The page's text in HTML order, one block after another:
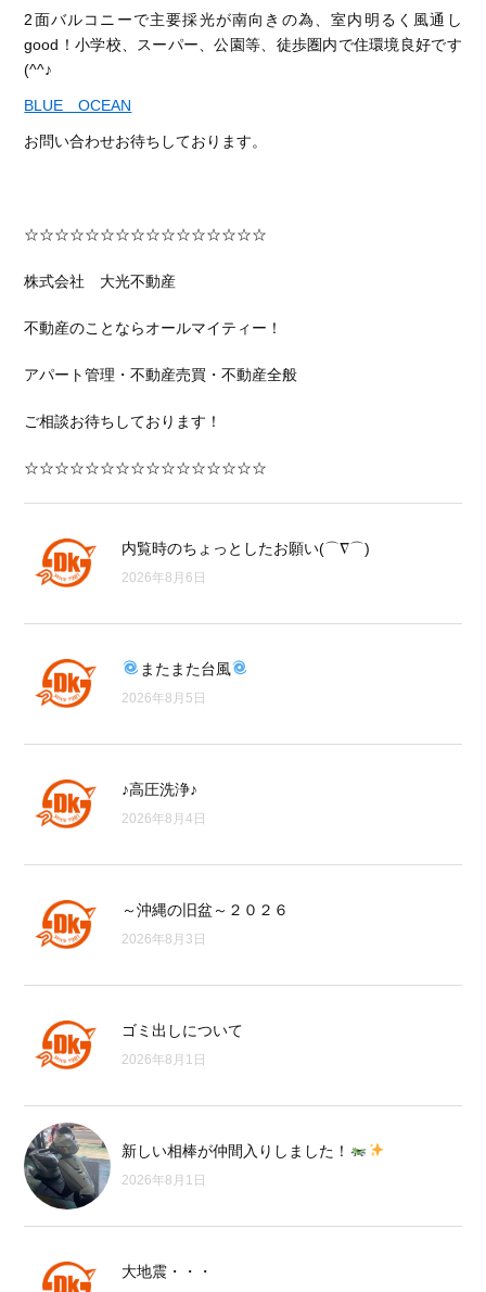
2面バルコニーで主要採光が南向きの為、室内明るく風通し
good！小学校、スーパー、公園等、徒歩圏内で住環境良好です
(^^♪
BLUE OCEAN
お問い合わせお待ちしております。
☆☆☆☆☆☆☆☆☆☆☆☆☆☆☆☆
株式会社 大光不動産
不動産のことならオールマイティー！
アパート管理・不動産売買・不動産全般
ご相談お待ちしております！
☆☆☆☆☆☆☆☆☆☆☆☆☆☆☆☆
内覧時のちょっとしたお願い(⌒∇⌒)
2026年8月6日
またまた台風
2026年8月5日
♪高圧洗浄♪
2026年8月4日
～沖縄の旧盆～２０２６
2026年8月3日
ゴミ出しについて
2026年8月1日
新しい相棒が仲間入りしました！
2026年8月1日
大地震・・・